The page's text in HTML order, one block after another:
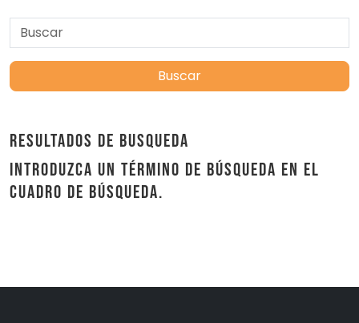
Buscar
RESULTADOS DE BUSQUEDA
Introduzca un término de búsqueda en el
cuadro de búsqueda.